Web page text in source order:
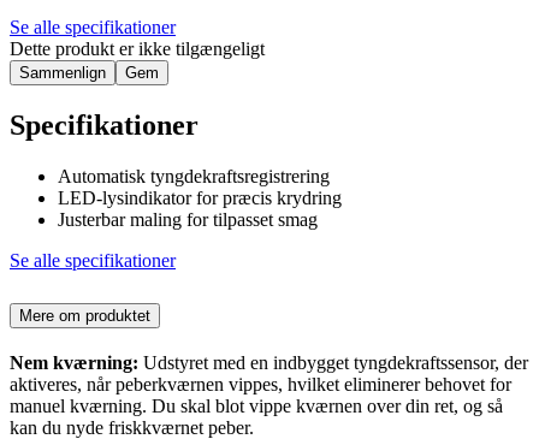
Se alle specifikationer
Dette produkt er ikke tilgængeligt
Sammenlign Gem
Specifikationer
Automatisk tyngdekraftsregistrering
LED-lysindikator for præcis krydring
Justerbar maling for tilpasset smag
Se alle specifikationer
Mere om produktet
Nem kværning: Udstyret med en indbygget tyngdekraftssensor, der
aktiveres, når peberkværnen vippes, hvilket eliminerer behovet for
manuel kværning. Du skal blot vippe kværnen over din ret, og så
kan du nyde friskkværnet peber.